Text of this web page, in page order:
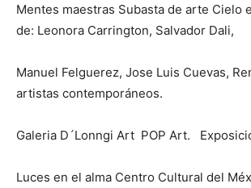
Mentes maestras Subasta de arte Cielo
de: Leonora Carrington, Salvador Dali,
Manuel Felguerez, Jose Luis Cuevas,
artistas contemporáneos.
Galeria D´Lonngi Art POP Art.
Luces en el alma Centro Cultural del